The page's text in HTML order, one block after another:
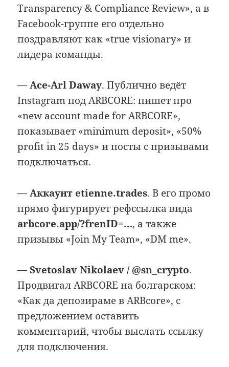
Transparency & Compliance Review», а в
Facebook-группе его отдельно
поздравляют как «true visionary» и
лидера команды.
—Ace-Arl Daway. Публично ведёт
Instagram под ARBCORE: пишет про
«new account made for ARBCORE»,
показывает «minimum deposit», «50%
profit in 25 days» и посты с призывами
подключаться.
—Аккаунт etienne.trades. В его промо
прямо фигурирует рефссылка вида
arbcore.app/?frenID=…, а также
призывы «Join My Team», «DM me».
—Svetoslav Nikolaev / @sn_crypto.
Продвигал ARBCORE на болгарском:
«Как да депозираме в ARBcore», с
предложением оставить
комментарий, чтобы выслать ссылку
для подключения.